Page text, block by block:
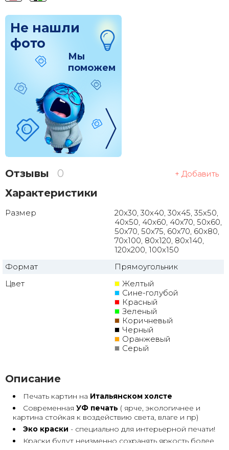
Не нашли
фото
Мы
поможем
Отзывы 0 + Добавить
Характеристики
Размер
20x30, 30x40, 30x45, 35x50,
40x50, 40x60, 40x70, 50x60,
50x70, 50x75, 60x70, 60x80,
70x100, 80x120, 80x140,
120x200, 100x150
Формат
Прямоугольник
Цвет
Желтый
Сине-голубой
Красный
Зеленый
Коричневый
Черный
Оранжевый
Серый
Описание
Печать картин на Итальянском холсте
Современная УФ печать ( ярче, экологичнее и
картина стойкая к воздействию света, влаге и пр)
Эко краски - специально для интерьерной печати!
Краски будут неизменно сохранять яркость более